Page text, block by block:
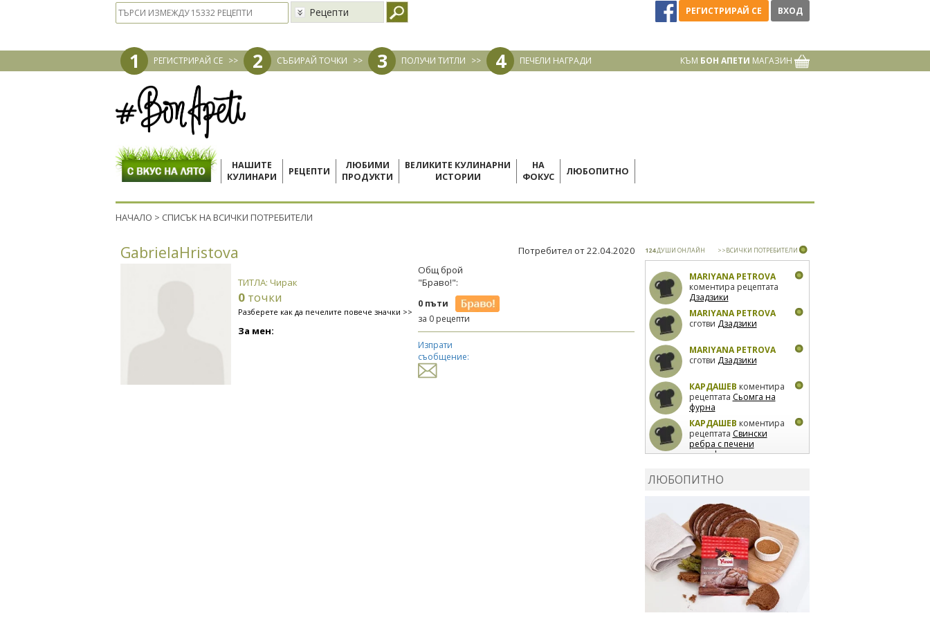
Рецепти РЕГИСТРИРАЙ СЕ ВХОД
1 РЕГИСТРИРАЙ СЕ >> 2 СЪБИРАЙ ТОЧКИ >> 3 ПОЛУЧИ ТИТЛИ >> 4 ПЕЧЕЛИ НАГРАДИ КЪМ БОН АПЕТИ МАГАЗИН
НАШИТЕ
КУЛИНАРИ
РЕЦЕПТИ
ЛЮБИМИ
ПРОДУКТИ
ВЕЛИКИТЕ КУЛИНАРНИ
ИСТОРИИ
НА
ФОКУС
ЛЮБОПИТНО
НАЧАЛО > СПИСЪК НА ВСИЧКИ ПОТРЕБИТЕЛИ
GabrielaHristova Потребител от 22.04.2020
ТИТЛА: Чирак
0 точки
Разберете как да печелите повече значки >>
За мен:
Общ брой
"Браво!":
0 пъти
за 0 рецепти
Изпрати
съобщение:
124ДУШИ ОНЛАЙН >>ВСИЧКИ ПОТРЕБИТЕЛИ
MARIYANA PETROVA
коментира рецептата
Дзадзики
MARIYANA PETROVA
сготви Дзадзики
MARIYANA PETROVA
сготви Дзадзики
КАРДАШЕВ коментира
рецептата Сьомга на
фурна
КАРДАШЕВ коментира
рецептата Свински
ребра с печени
картофи
лимон
коментира рецептата
Киноа със зеленчуци
ЛЮБОПИТНО